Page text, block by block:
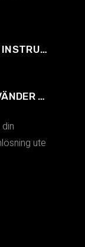
EDILOG´S RESERVDELAR OCH INSTRUKTIONER PÅ ETT INTUITIVT SÄTT
NEXTGEN LOGSTACKERS ANVÄNDER TOPPMODERN TEKNIK
ute